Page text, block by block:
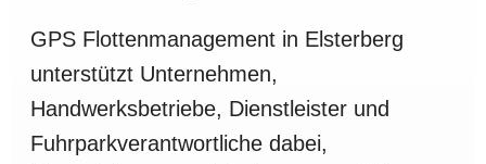
GPS Flottenmanagement in Elsterberg
unterstützt Unternehmen,
Handwerksbetriebe, Dienstleister und
Fuhrparkverantwortliche dabei,